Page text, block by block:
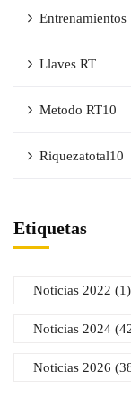
Entrenamientos
Llaves RT
Metodo RT10
Riquezatotal10
Etiquetas
Noticias 2022 (1)
Noticias 2024
Noticias 2026